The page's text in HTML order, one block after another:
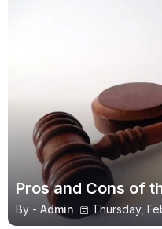
Pros and Cons of
By - Admin Thursday,